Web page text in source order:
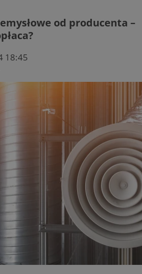
od producenta –
18:45